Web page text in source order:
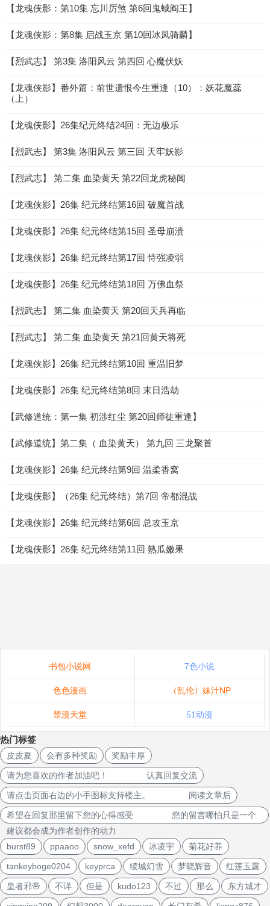
【龙魂侠影：第10集 忘川厉煞 第6回鬼蜮阎王】
【龙魂侠影：第8集 启战玉京 第10回冰凤骑麟】
【烈武志】 第3集 洛阳风云 第四回 心魔伏妖
【龙魂侠影】番外篇：前世遗恨今生重逢（10）：妖花魔蕊
（上）
【龙魂侠影】26集纪元终结24回：无边极乐
【烈武志】 第3集 洛阳风云 第三回 天牢妖影
【烈武志】 第二集 血染黄天 第22回龙虎秘闻
【龙魂侠影】26集 纪元终结第16回 破魔首战
【龙魂侠影】26集 纪元终结第15回 圣母崩溃
【龙魂侠影】26集 纪元终结第17回 恃强凌弱
【龙魂侠影】26集 纪元终结第18回 万佛血祭
【烈武志】 第二集 血染黄天 第20回天兵再临
【烈武志】 第二集 血染黄天 第21回黄天将死
【龙魂侠影】26集 纪元终结第10回 重温旧梦
【龙魂侠影】26集 纪元终结第8回 末日浩劫
【武修道统：第一集 初涉红尘 第20回师徒重逢】
【武修道统】第二集（ 血染黄天） 第九回 三龙聚首
【龙魂侠影】26集 纪元终结第9回 温柔香窝
【龙魂侠影】（26集 纪元终结）第7回 帝都混战
【龙魂侠影】26集 纪元终结第6回 总攻玉京
【龙魂侠影】26集 纪元终结第11回 熟瓜嫩果
书包小说网 7色小说
色色漫画 （乱伦）妹汁NP
禁漫天堂 51动漫
热门标签
皮皮夏 会有多种奖励 奖励丰厚
请为您喜欢的作者加油吧！ 认真回复交流
请点击页面右边的小手图标支持楼主。 阅读文章后
希望在回复那里留下您的心得感受 您的留言哪怕只是一个
建议都会成为作者创作的动力
burst89
ppaaoo snow_xefd 冰凌宇 菊花好养
tankeyboge0204 keyprca 绫城幻雪 梦晓辉音 红莲玉露
皇者邪帝 不详 但是 kudo123 不过 那么 东方城才